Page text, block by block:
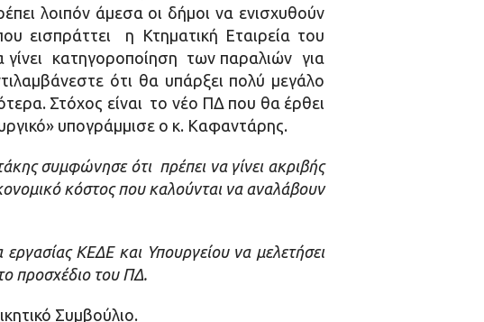
λοιπόν άμεσα οι δήμοι να ενισχυθούν
εισπράττει η Κτηματική Εταιρεία του
γίνει κατηγοροποίηση των παραλιών για
ότι θα υπάρξει πολύ μεγάλο
Στόχος είναι το νέο ΠΔ που θα έρθει
υπογράμμισε ο κ. Καφαντάρης.
συμφώνησε ότι πρέπει να γίνει ακριβής
κόστος που καλούνται να αναλάβουν
ΚΕΔΕ και Υπουργείου να μελετήσει
προσχέδιο του ΠΔ.
Συμβούλιο.